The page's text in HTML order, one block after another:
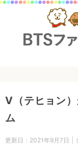
V（テヒョン
ム
更新日： 2021年9月7日